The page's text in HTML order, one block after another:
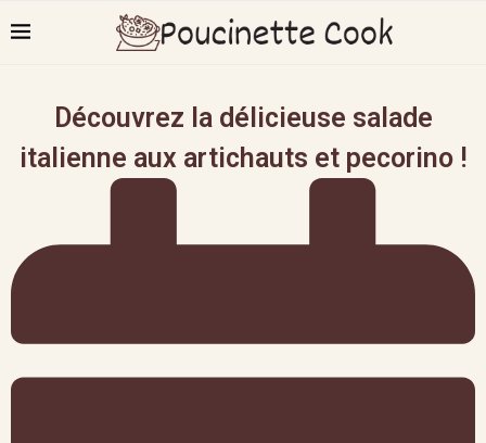
Découvrez la délicieuse salade
italienne aux artichauts et pecorino !